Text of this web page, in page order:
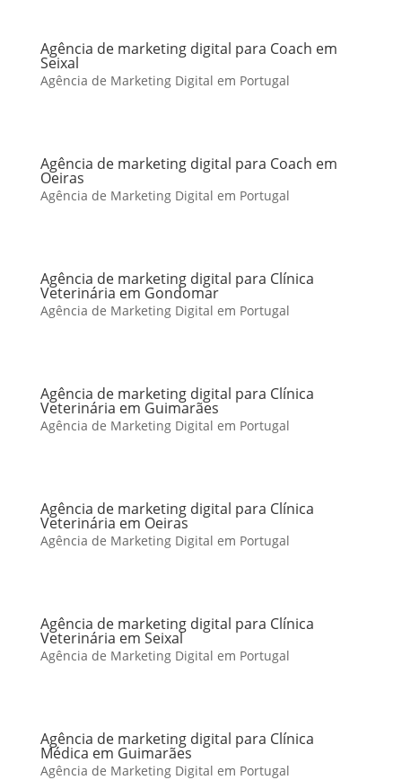
Agência de marketing digital para Coach em
Seixal
Agência de Marketing Digital em Portugal
Agência de marketing digital para Coach em
Oeiras
Agência de Marketing Digital em Portugal
Agência de marketing digital para Clínica
Veterinária em Gondomar
Agência de Marketing Digital em Portugal
Agência de marketing digital para Clínica
Veterinária em Guimarães
Agência de Marketing Digital em Portugal
Agência de marketing digital para Clínica
Veterinária em Oeiras
Agência de Marketing Digital em Portugal
Agência de marketing digital para Clínica
Veterinária em Seixal
Agência de Marketing Digital em Portugal
Agência de marketing digital para Clínica
Médica em Guimarães
Agência de Marketing Digital em Portugal